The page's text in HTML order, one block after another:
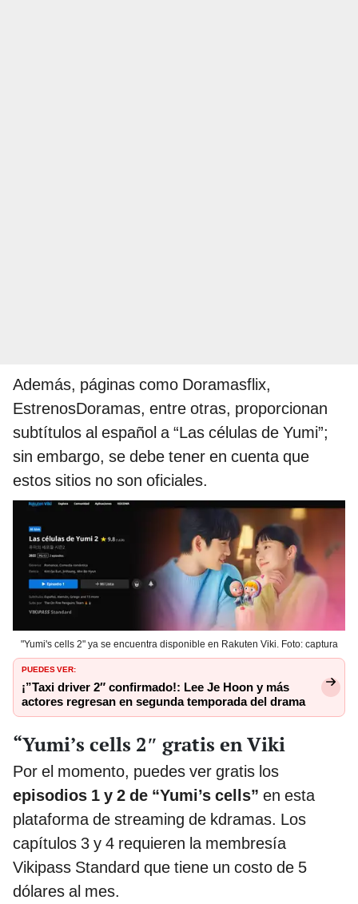
Además, páginas como Doramasflix,
EstrenosDoramas, entre otras, proporcionan
subtítulos al español a “Las células de Yumi”;
sin embargo, se debe tener en cuenta que
estos sitios no son oficiales.
"Yumi's cells 2" ya se encuentra disponible en Rakuten Viki. Foto: captura
PUEDES VER:
¡”Taxi driver 2″ confirmado!: Lee Je Hoon y más
actores regresan en segunda temporada del drama
“Yumi’s cells 2″ gratis en Viki
Por el momento, puedes ver gratis los
episodios 1 y 2 de “Yumi’s cells” en esta
plataforma de streaming de kdramas. Los
capítulos 3 y 4 requieren la membresía
Vikipass Standard que tiene un costo de 5
dólares al mes.